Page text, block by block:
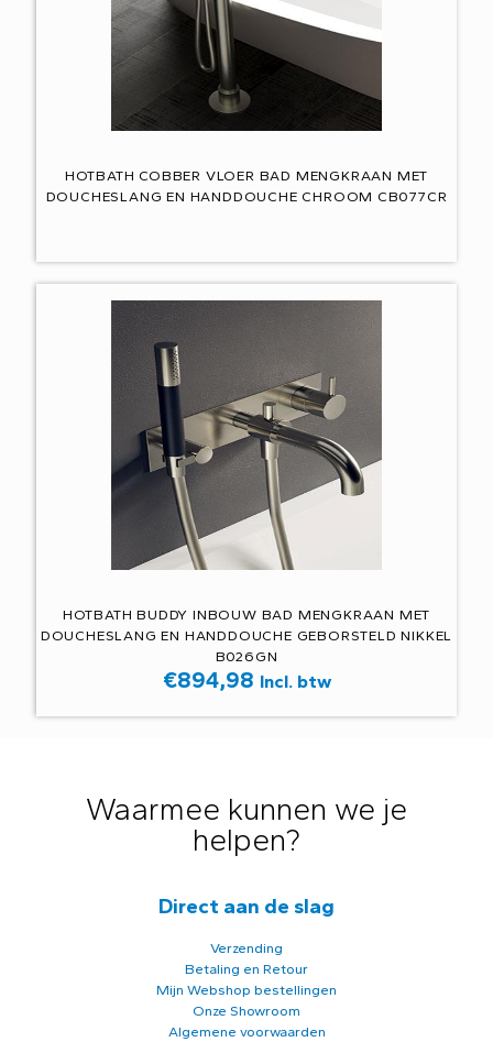
HOTBATH COBBER VLOER BAD MENGKRAAN MET
DOUCHESLANG EN HANDDOUCHE CHROOM CB077CR
HOTBATH BUDDY INBOUW BAD MENGKRAAN MET
DOUCHESLANG EN HANDDOUCHE GEBORSTELD NIKKEL
B026GN
€894,98 Incl. btw
Waarmee kunnen we je
helpen?
Direct aan de slag
Verzending
Betaling en Retour
Mijn Webshop bestellingen
Onze Showroom
Algemene voorwaarden